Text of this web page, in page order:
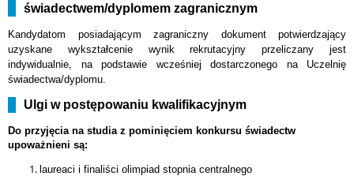
świadectwem/dyplomem zagranicznym
Kandydatom posiadającym zagraniczny dokument potwierdzający
uzyskane wykształcenie wynik rekrutacyjny przeliczany jest
indywidualnie, na podstawie wcześniej dostarczonego na Uczelnię
świadectwa/dyplomu.
Ulgi w postępowaniu kwalifikacyjnym
Do przyjęcia na studia z pominięciem konkursu świadectw
upoważnieni są:
laureaci i finaliści olimpiad stopnia centralnego